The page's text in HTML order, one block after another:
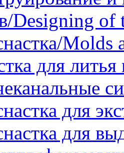
Designing of
Molds
для литья
для
для